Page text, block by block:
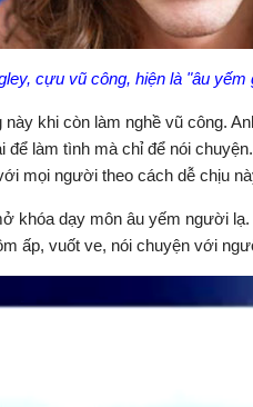
cựu vũ công, hiện là "âu yếm
khi còn làm nghề vũ công.
để làm tình mà chỉ để nói
mọi người theo cách dễ chịu
khóa dạy môn âu yếm người
ấp, vuốt ve, nói chuyện với